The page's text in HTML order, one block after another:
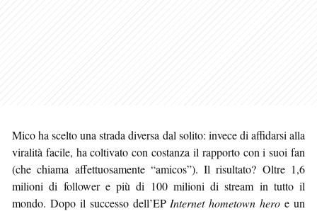
Mico ha scelto una strada diversa dal solito: invece di affidarsi alla
viralità facile, ha coltivato con costanza il rapporto con i suoi fan
(che chiama affettuosamente “amicos”). Il risultato? Oltre 1,6
milioni di follower e più di 100 milioni di stream in tutto il
mondo. Dopo il successo dell’EP Internet hometown hero e un